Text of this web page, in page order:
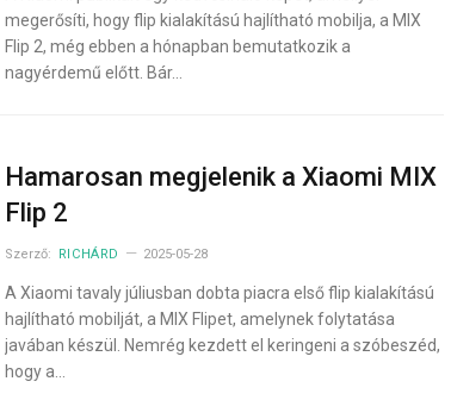
megerősíti, hogy flip kialakítású hajlítható mobilja, a MIX
Flip 2, még ebben a hónapban bemutatkozik a
nagyérdemű előtt. Bár…
Hamarosan megjelenik a Xiaomi MIX
Flip 2
Szerző: RICHÁRD 2025-05-28
A Xiaomi tavaly júliusban dobta piacra első flip kialakítású
hajlítható mobilját, a MIX Flipet, amelynek folytatása
javában készül. Nemrég kezdett el keringeni a szóbeszéd,
hogy a…